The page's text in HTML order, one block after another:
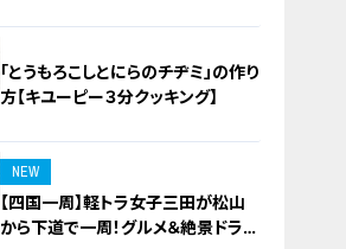
「とうもろこしとにらのチヂミ」の作り
方【キユーピー３分クッキング】
NEW
【四国一周】軽トラ女子三田が松山
から下道で一周！グルメ＆絶景ドライ